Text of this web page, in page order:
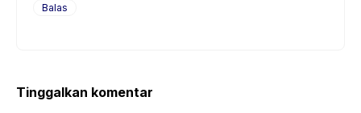
Balas
Tinggalkan komentar